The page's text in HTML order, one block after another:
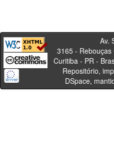
Av. Sete
3165 - Rebouças
Curitiba -
Repositório,
DSpace,